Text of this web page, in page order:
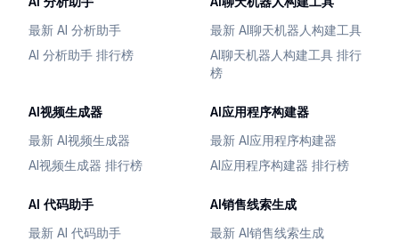
最新 AI 分析助手
AI 分析助手 排行榜
最新 AI聊天机器人构建工具
AI聊天机器人构建工具 排行
榜
AI视频生成器
最新 AI视频生成器
AI视频生成器 排行榜
AI应用程序构建器
最新 AI应用程序构建器
AI应用程序构建器 排行榜
AI 代码助手
最新 AI 代码助手
AI销售线索生成
最新 AI销售线索生成